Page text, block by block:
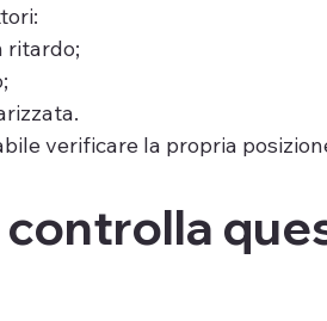
ritardo;
verificare la propria
controlla